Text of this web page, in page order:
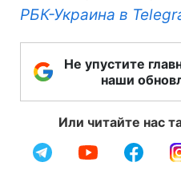
РБК-Украина в
Не упустите
наши
Или читайте нас